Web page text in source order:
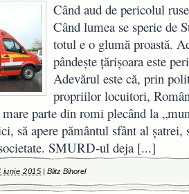
Când aud de pericolul
Când lumea se sperie de
totul e o glumă proastă.
pândeşte ţărişoara este
Adevărul este că, prin
propriilor locuitori,
parte din romi plecând la
să apere pământul sfânt al
SMURD-ul deja [...]
iunie 2015 |Blitz Bihorel